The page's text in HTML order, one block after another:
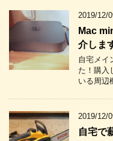
2019/12/
Mac
介しま
自宅メイ
た！購入
いる周辺
2019/12/
自宅で